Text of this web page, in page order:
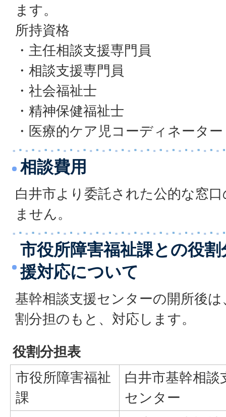
ます。
所持資格
・主任相談支援専門員
・相談支援専門員
・社会福祉士
・精神保健福祉士
・医療的ケア児コーディネーター
相談費用
白井市より委託された公的な窓
ません。
市役所障害福祉課との役
援対応について
基幹相談支援センターの開所後
割分担のもと、対応します。
役割分担表
市役所障害福祉
課
白井市基幹相談
センター